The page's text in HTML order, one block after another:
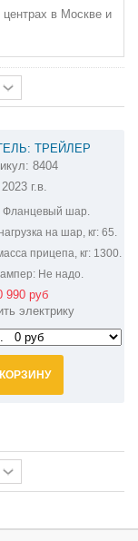
в Москве и
ТРЕЙЛЕР
CS95 PLUS
8404
8404
г.в.
Фланцевый шар.
на шар, кг:65.
прицепа, кг:1300.
Не надо.
990 руб
электрику